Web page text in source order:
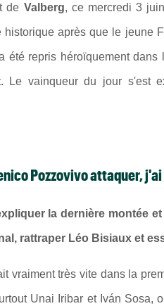
de Valberg, ce mercredi 3
historique après que le jeune
été repris héroïquement
Le vainqueur du jour s'est
Pozzovivo attaquer,
la dernière montée
rattraper Léo Bisiaux et
vraiment très vite dans la
Unai Iribar et Iván Sosa,